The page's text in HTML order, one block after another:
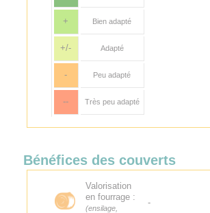
+ Bien adapté
+/- Adapté
- Peu adapté
-- Très peu adapté
Bénéfices des couverts
Valorisation
en fourrage :
(ensilage,
-